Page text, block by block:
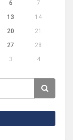
6
7
13
14
20
21
27
28
3 4